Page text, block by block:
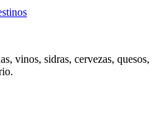
vinos, sidras, cervezas, quesos,